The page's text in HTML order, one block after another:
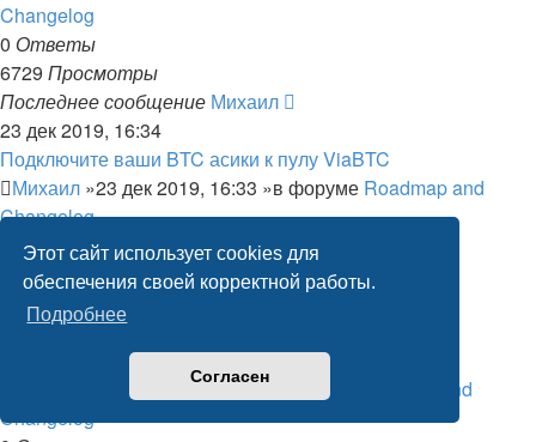
Этот сайт использует cookies для
обеспечения своей корректной работы.
Подробнее
Согласен
Changelog
0 Ответы
6729 Просмотры
Последнее сообщение Михаил
23 дек 2019, 16:34
Подключите ваши BTC асики к пулу ViaBTC
Михаил »23 дек 2019, 16:33 »в форуме Roadmap and
Changelog
Ответы
7121Просмотры
Последнее сообщение
23 дек 2019, 16:33
0.6-103@191218 - 18.12.2019
»23 дек 2019, 16:33 »в форуме
Roadmap and
Changelog